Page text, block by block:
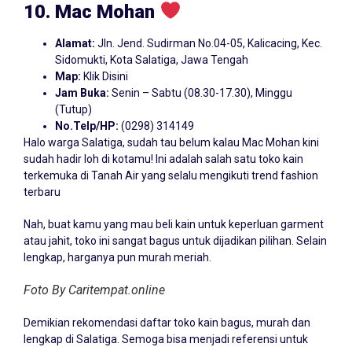
10. Mac Mohan
Alamat: Jln. Jend. Sudirman No.04-05, Kalicacing, Kec.
Sidomukti, Kota Salatiga, Jawa Tengah
Map: Klik Disini
Jam Buka: Senin – Sabtu (08.30-17.30), Minggu
(Tutup)
No.Telp/HP: (0298) 314149
Halo warga Salatiga, sudah tau belum kalau Mac Mohan kini
sudah hadir loh di kotamu! Ini adalah salah satu toko kain
terkemuka di Tanah Air yang selalu mengikuti trend fashion
terbaru
Nah, buat kamu yang mau beli kain untuk keperluan garment
atau jahit, toko ini sangat bagus untuk dijadikan pilihan. Selain
lengkap, harganya pun murah meriah.
Foto By Caritempat.online
Demikian rekomendasi daftar toko kain bagus, murah dan
lengkap di Salatiga. Semoga bisa menjadi referensi untuk